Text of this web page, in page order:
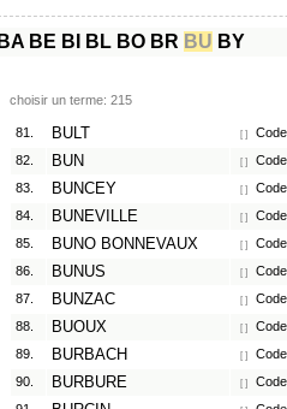
BA BE BI BL BO BR BU BY
choisir un terme: 215
81. BULT [ ]
82.
BUN [ ]
83.
BUNCEY [ ]
84.
BUNEVILLE [ ]
85.
BUNO BONNEVAUX [ ]
86.
BUNUS [ ]
87.
BUNZAC [ ]
88.
BUOUX [ ]
89.
BURBACH [ ]
90.
BURBURE [ ]